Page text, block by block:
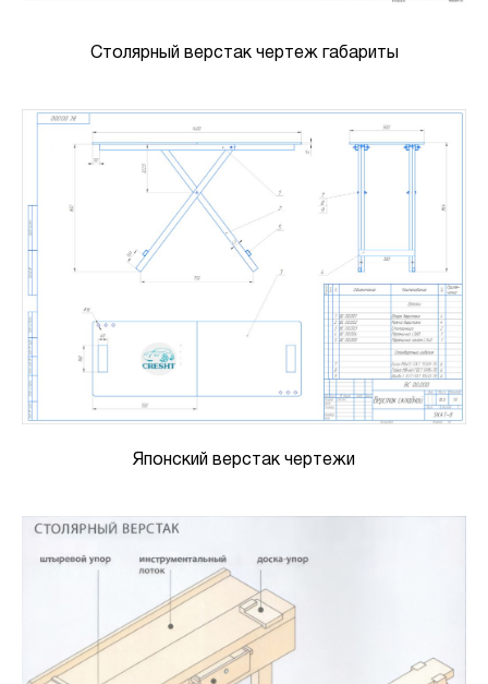
Столярный верстак чертеж габариты
Японский верстак чертежи